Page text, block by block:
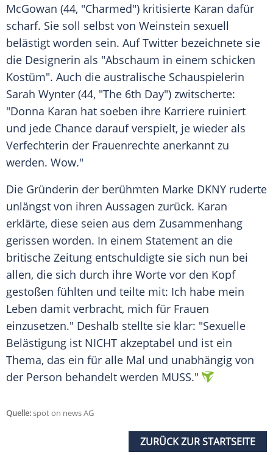
McGowan (44, "Charmed") kritisierte Karan dafür
scharf. Sie soll selbst von Weinstein sexuell
belästigt worden sein. AufTwitter bezeichnete sie
die Designerin als "Abschaum in einem schicken
Kostüm". Auch die australische Schauspielerin
Sarah Wynter (44, "The 6th Day") zwitscherte:
"Donna Karan hat soeben ihre Karriere ruiniert
und jede Chance darauf verspielt, je wieder als
Verfechterin der Frauenrechte anerkannt zu
werden. Wow."
Die Gründerin der berühmten Marke DKNY ruderte
unlängst von ihren Aussagen zurück. Karan
erklärte, diese seien aus dem Zusammenhang
gerissen worden. In einem Statement an die
britische Zeitung entschuldigte sie sich nun bei
allen, die sich durch ihre Worte vor den Kopf
gestoßen fühlten und teilte mit: Ich habe mein
Leben damit verbracht, mich für Frauen
einzusetzen." Deshalb stellte sie klar: "Sexuelle
Belästigung ist NICHT akzeptabel und ist ein
Thema, das ein für alle Mal und unabhängig von
der Person behandelt werden MUSS."
Quelle:spot on news AG
ZURÜCK ZUR STARTSEITE